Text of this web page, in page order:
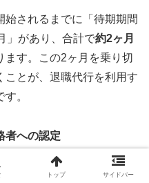
始されるまでに「待期期間
」があり、合計で約2ヶ月
ます。この2ヶ月を乗り切
ことが、退職代行を利用す
。
者への認定
ラ、長時間労働などが原因
トップ サイドバー